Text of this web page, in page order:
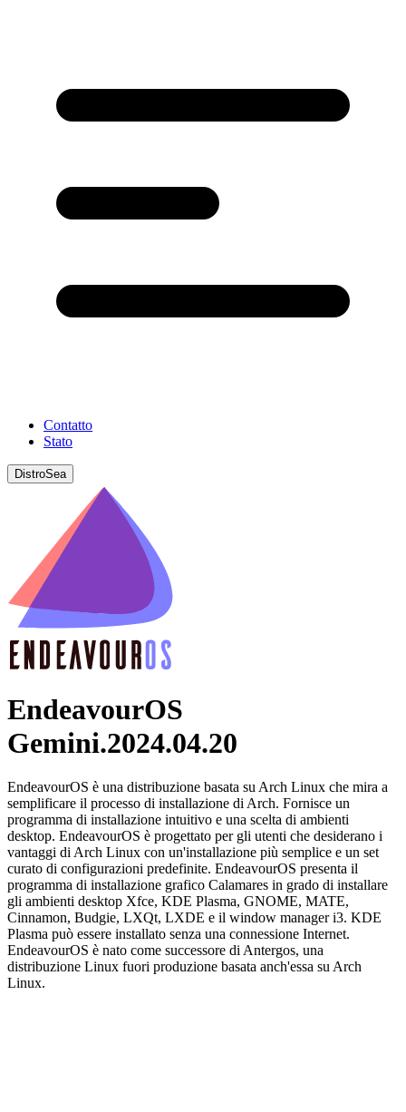
Contatto
Stato
DistroSea
EndeavourOS
Gemini.2024.04.20
EndeavourOS è una distribuzione basata su Arch Linux che mira a
semplificare il processo di installazione di Arch. Fornisce un
programma di installazione intuitivo e una scelta di ambienti
desktop. EndeavourOS è progettato per gli utenti che desiderano i
vantaggi di Arch Linux con un'installazione più semplice e un set
curato di configurazioni predefinite. EndeavourOS presenta il
programma di installazione grafico Calamares in grado di installare
gli ambienti desktop Xfce, KDE Plasma, GNOME, MATE,
Cinnamon, Budgie, LXQt, LXDE e il window manager i3. KDE
Plasma può essere installato senza una connessione Internet.
EndeavourOS è nato come successore di Antergos, una
distribuzione Linux fuori produzione basata anch'essa su Arch
Linux.